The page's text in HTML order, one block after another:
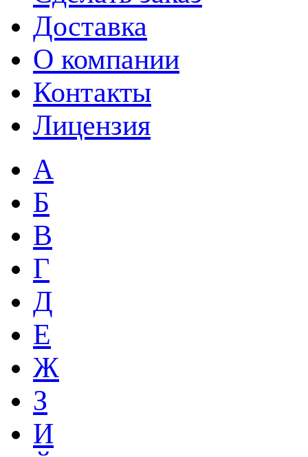
Доставка
О компании
Контакты
Лицензия
А
Б
В
Г
Д
Е
Ж
З
И